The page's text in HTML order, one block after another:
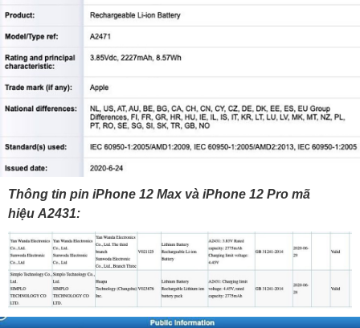
Thông tin pin iPhone 12 Max và iPhone 12 Pro mã
hiệu A2431: